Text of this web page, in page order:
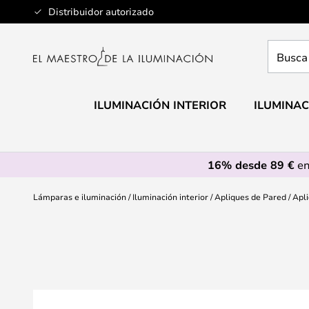
Distribuidor autorizado
Ir
al
aquí
ILUMINACIÓN INTERIOR
16% desde 89 €
Lámparas e iluminación Iluminación interior Apliques de Pared